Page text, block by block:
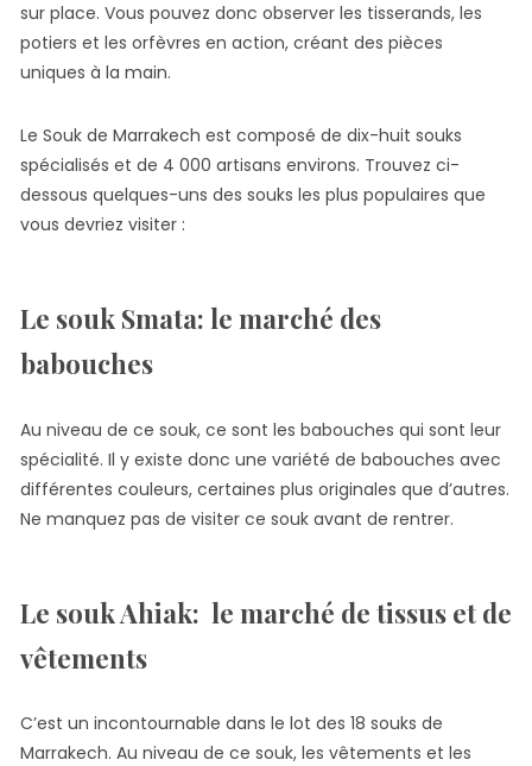
sur place. Vous pouvez donc observer les tisserands, les
potiers et les orfèvres en action, créant des pièces
uniques à la main.
Le Souk de Marrakech est composé de dix-huit souks
spécialisés et de 4 000 artisans environs. Trouvez ci-
dessous quelques-uns des souks les plus populaires que
vous devriez visiter :
Le souk Smata: le marché des
babouches
Au niveau de ce souk, ce sont les babouches qui sont leur
spécialité. Il y existe donc une variété de babouches avec
différentes couleurs, certaines plus originales que d’autres.
Ne manquez pas de visiter ce souk avant de rentrer.
Le souk Ahiak: le marché de tissus et de
vêtements
C’est un incontournable dans le lot des 18 souks de
Marrakech. Au niveau de ce souk, les vêtements et les